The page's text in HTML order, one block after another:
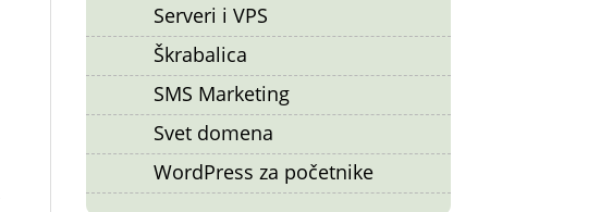
Serveri i VPS
Škrabalica
SMS Marketing
Svet domena
WordPress za početnike